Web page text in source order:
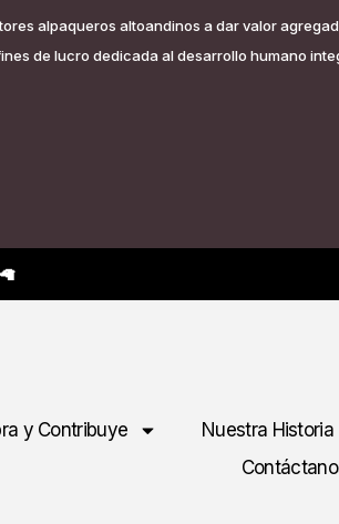
alpaqueros altoandinos a dar valor
de lucro dedicada al desarrollo humano
🦙
y Contribuye Nuestra Historia